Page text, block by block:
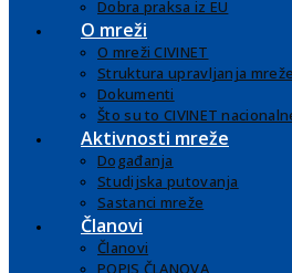
Dobra praksa iz EU
O mreži
O mreži CIVINET
Struktura upravljanja mreže
Dokumenti
Što su to CIVINET
Aktivnosti mreže
Događanja
Studijska putovanja
Sastanci mreže
Članovi
Članovi
POPIS ČLANOVA